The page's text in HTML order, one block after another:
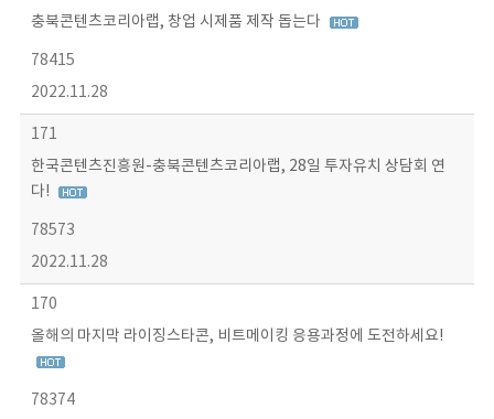
충북콘텐츠코리아랩, 창업 시제품 제작 돕는다
78415
2022.11.28
171
한국콘텐츠진흥원-충북콘텐츠코리아랩, 28일 투자유치 상담회 연
다!
78573
2022.11.28
170
올해의 마지막 라이징스타콘, 비트메이킹 응용과정에 도전하세요!
78374